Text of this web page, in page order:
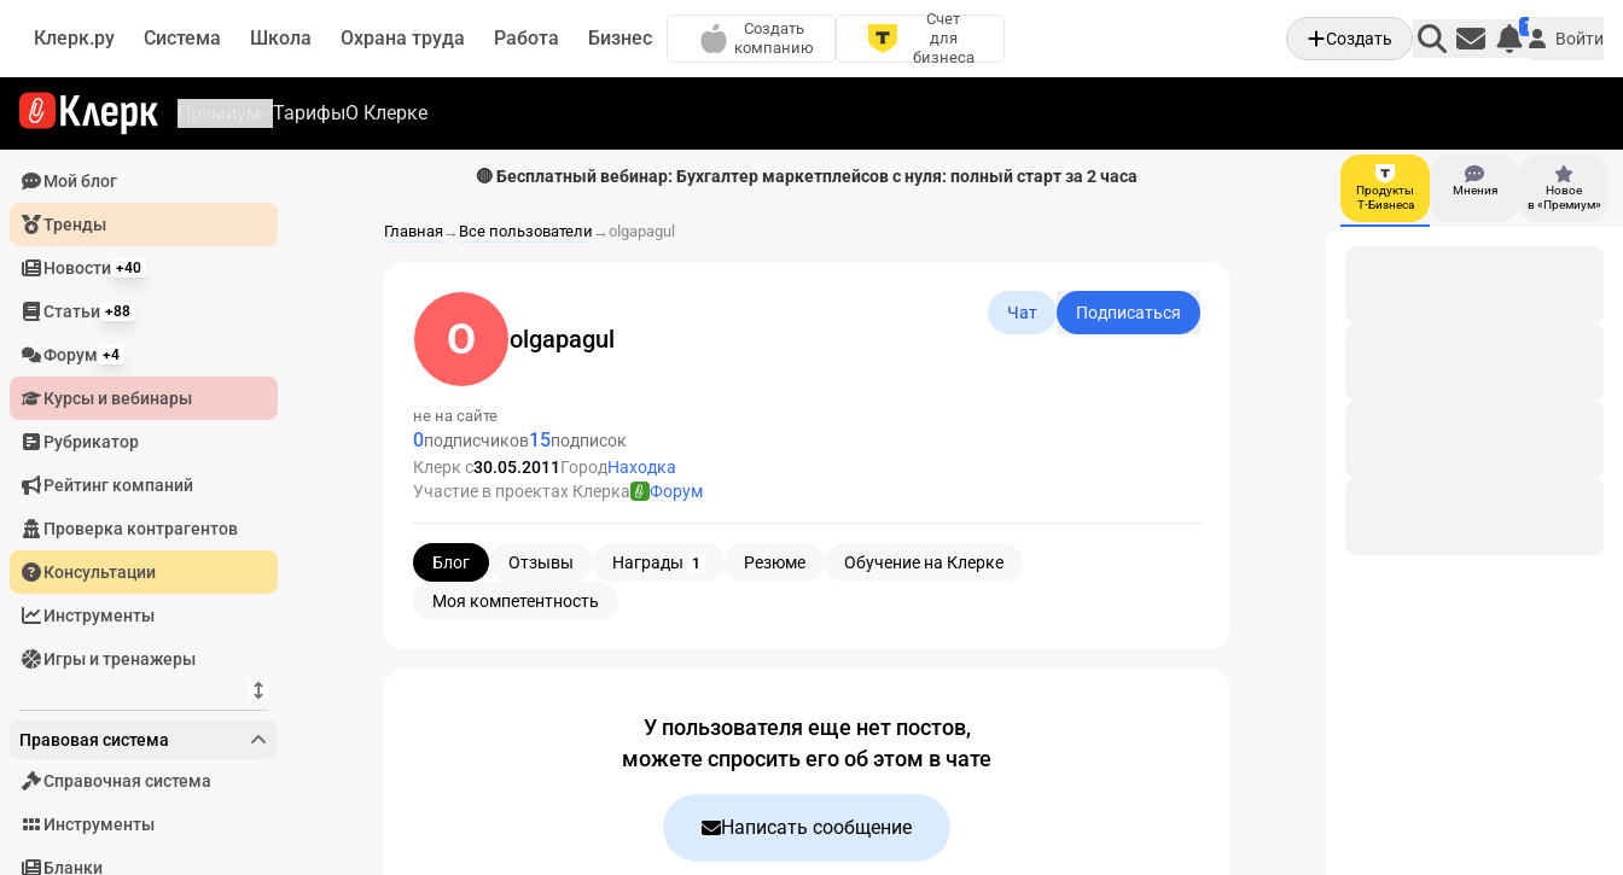
Клерк.ру Система Школа Охрана труда Работа Бизнес
Создать
компанию
Счет
для
бизнеса
Создать
1
Личные
Войти
ТарифыО Клерке
Мой блог
Тренды
Новости +40
Статьи +88
Форум +4
Курсы и вебинары
Рубрикатор
Рейтинг компаний
Проверка контрагентов
Консультации
Инструменты
Игры и тренажеры
Правовая система
Справочная система
Инструменты
Бланки
🔴 Бесплатный вебинар: Бухгалтер маркетплейсов с нуля: полный старт за 2 часа
Главная→ Все пользователи → olgapagul
O olgapagul
Чат Подписаться
не на сайте
0подписчиков15подписок
Клерк с30.05.2011ГородНаходка
Участие в проектах Клерка
Форум
Блог Отзывы Награды 1 Резюме
Обучение на Клерке
Моя компетентность
У пользователя еще нет постов,
можете спросить его об этом в чате
Написать сообщение
Продукты
Т-Бизнеса
Мнения
Новое
в «Премиум»